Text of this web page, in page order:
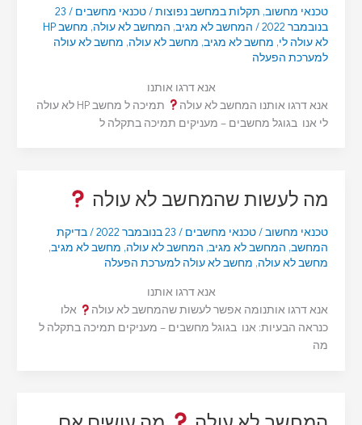
טכנאי מחשוב, תקלות במחשב נפוצות/טכנאי מחשבים /
23
בנובמבר 2022
/ המחשב לא מגיב, המחשב לא עולה,
מחשב HP
לא עולה לי, מחשב לא מגיב, מחשב לא עולה, מחשב לא עולה
למערכת הפעלה
אנא דרגו אותנו
אנא דרגו אותנו המחשב לא עולה
תמיכה ל מחשב HP לא עולה
לי אנו בגוגל מחשבים – מעניקים תמיכה בתקלה ל
מה לעשות שהמחשב לא עולה
טכנאי מחשוב/טכנאי מחשבים / 23 בנובמבר 2022 /בדיקת
המחשב, המחשב לא מגיב, המחשב לא עולה, מחשב לא מגיב,
מחשב לא עולה, מחשב לא עולה למערכת הפעלה
אנא דרגו אותנו
אנא דרגו אותנומה אפשר לעשות שהמחשב לא עולה
אלו
כנראה הבעיות: אנו בגוגל מחשבים – מעניקים תמיכה בתקלה ל
מה